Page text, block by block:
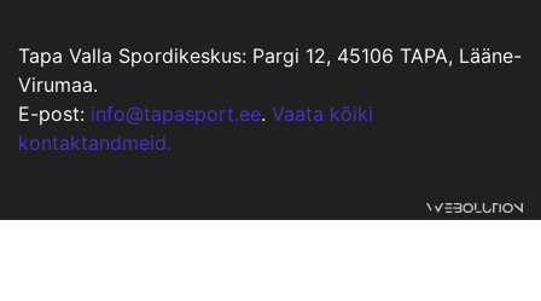
Tapa Valla Spordikeskus: Pargi 12, 45106 TAPA, Lääne-
Virumaa.
E-post: info@tapasport.ee. Vaata kõiki
kontaktandmeid.